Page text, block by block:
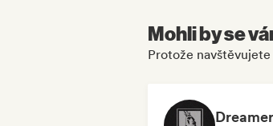
Mohli by se
Protože